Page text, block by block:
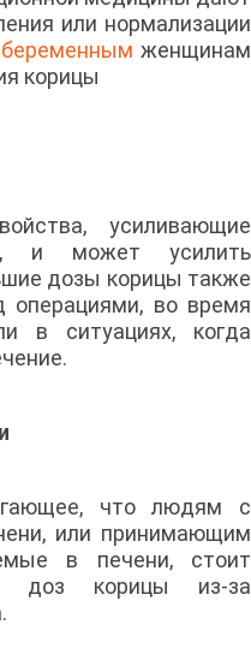
или нормализации
беременным женщинам
корицы
усиливающие
и может усилить
дозы корицы также
операциями, во время
в ситуациях, когда
что людям с
или принимающим
в печени, стоит
доз корицы из-за